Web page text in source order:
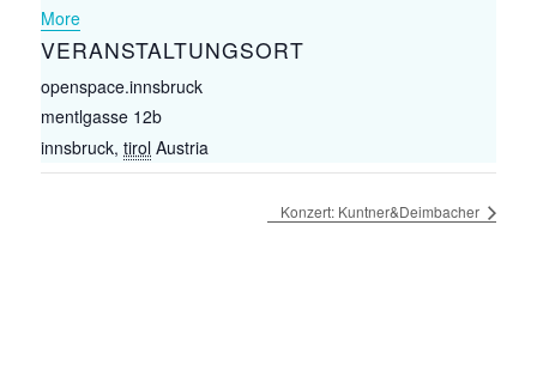
More
VERANSTALTUNGSORT
openspace.innsbruck
mentlgasse 12b
innsbruck, tirol Austria
Konzert: Kuntner&Deimbacher